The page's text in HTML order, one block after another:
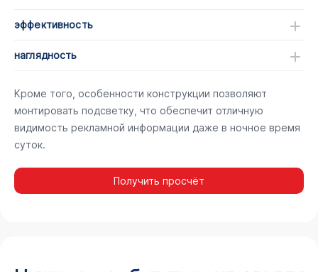
эффективность
наглядность
Кроме того, особенности конструкции позволяют
монтировать подсветку, что обеспечит отличную
видимость рекламной информации даже в ночное время
суток.
Получить просчёт